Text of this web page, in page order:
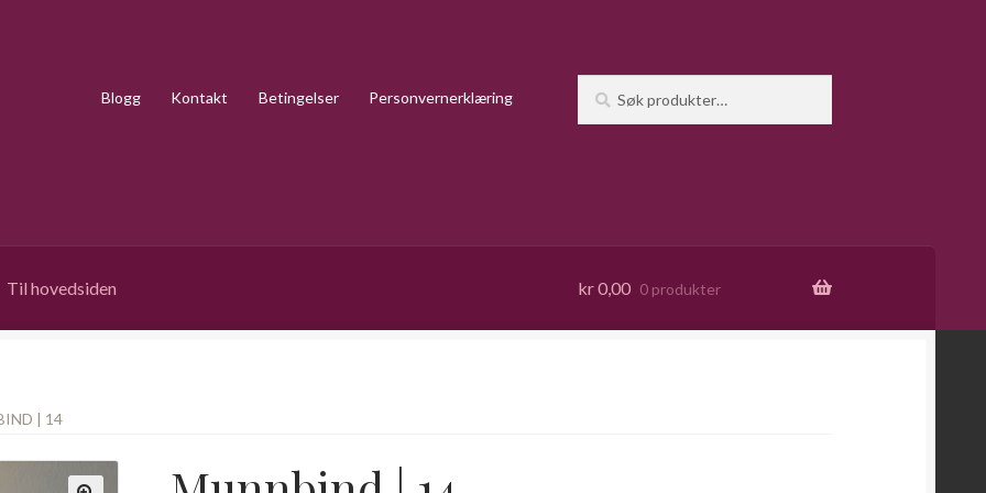
Blogg Kontakt Betingelser Personvernerklæring
etter:
Til hovedsiden kr0,00 0 produkter
| 14